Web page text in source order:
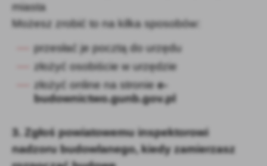
miasta
Możesz zrobić to na kilka sposobów:
przesłać je pocztą do urzędu
złożyć osobiście w urzędzie
złożyć online na stroniee-
budownictwo.gunb.gov.pl
3. Zgłoś powiatowemu inspektorowi
nadzoru budowlanego, kiedy zamierzasz